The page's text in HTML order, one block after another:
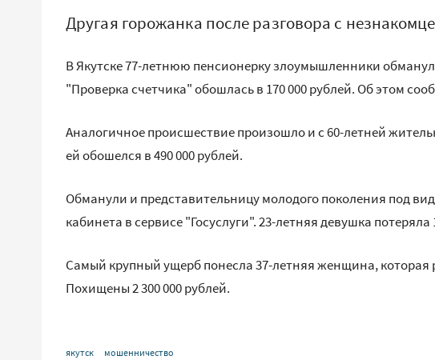
Другая горожанка после разговора с
В Якутске 77-летнюю пенсионерку злоумышленники
"Проверка счетчика" обошлась в 170 000 рублей. Об этом
Аналогичное происшествие произошло и с 60-летней
ей обошелся в 490 000 рублей.
Обманули и представительницу молодого поколения под
кабинета в сервисе "Госуслуги". 23-летняя девушка потеряла
Самый крупный ущерб понесла 37-летняя женщина,
Похищены 2 300 000 рублей.
якутск мошенничество